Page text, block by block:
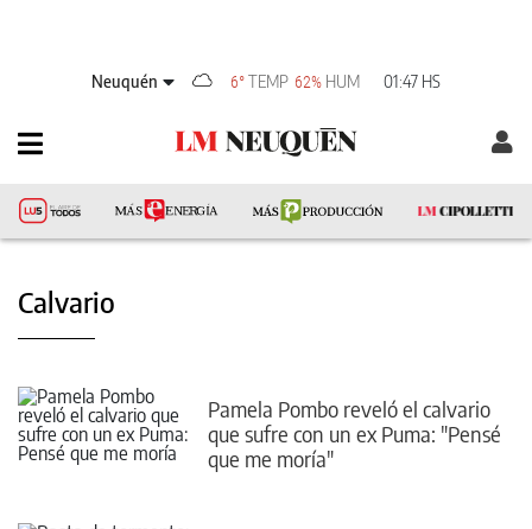
Neuquén 6° TEMP 62% HUM 01:47 HS
Calvario
Pamela Pombo reveló el calvario
que sufre con un ex Puma: "Pensé
que me moría"